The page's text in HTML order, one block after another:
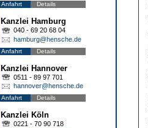
Anfahrt Details
Kanzlei Hamburg
040 - 69 20 68 04
hamburg@hensche.de
Anfahrt Details
Kanzlei Hannover
0511 - 89 97 701
hannover@hensche.de
Anfahrt Details
Kanzlei Köln
0221 - 70 90 718